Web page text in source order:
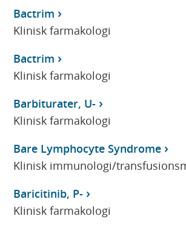
Bactrim
Klinisk farmakologi
Bactrim
Klinisk farmakologi
Barbiturater, U-
Klinisk farmakologi
Bare Lymphocyte Syndrome
Klinisk immunologi/
Baricitinib, P-
Klinisk farmakologi